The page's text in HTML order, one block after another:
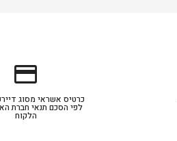
credit_card
כרטיס אשראי מסוג
לפי הסכם תנאי חברת
הלקוח